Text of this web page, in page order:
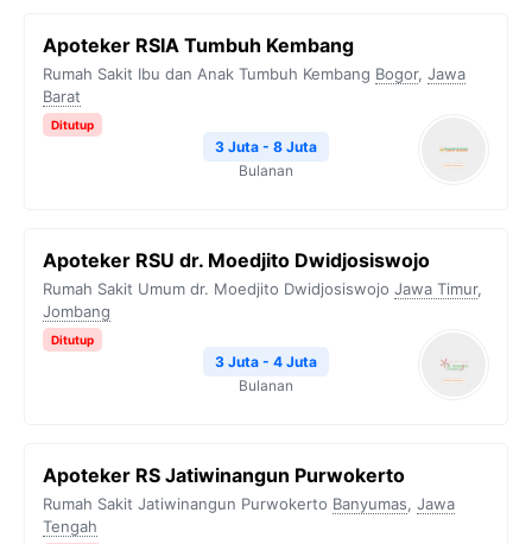
Apoteker RSIA Tumbuh Kembang
Rumah Sakit Ibu dan Anak Tumbuh Kembang Bogor, Jawa
Barat
Ditutup
3 Juta - 8 Juta
Bulanan
Apoteker RSU dr. Moedjito Dwidjosiswojo
Rumah Sakit Umum dr. Moedjito Dwidjosiswojo Jawa Timur,
Jombang
Ditutup
3 Juta - 4 Juta
Bulanan
Apoteker RS Jatiwinangun Purwokerto
Rumah Sakit Jatiwinangun Purwokerto Banyumas, Jawa
Tengah